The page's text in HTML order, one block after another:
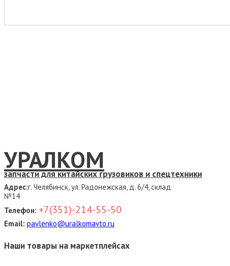
УРАЛКОМ
запчасти для китайских грузовиков и спецтехники
Адрес:г. Челябинск, ул. Радонежская, д. 6/4, склад
№14
Телефон: +7(351)-214-55-50
Email: pavlenko@uralkomavto.ru
Наши товары на маркетплейсах